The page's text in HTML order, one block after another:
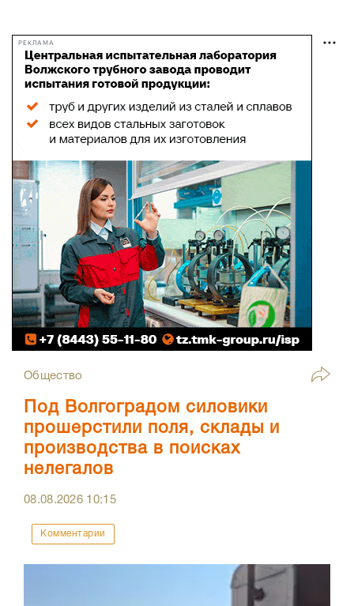
РЕКЛАМА
Общество
Под Волгоградом силовики
прошерстили поля, склады и
производства в поисках
нелегалов
08.08.2026 10:15
Комментарии